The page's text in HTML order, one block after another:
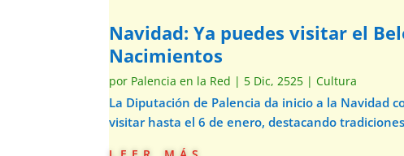
Navidad: Ya puedes visitar el
Nacimientos
por Palencia en la Red | 5 Dic, 2525 |Cultura
La Diputación de Palencia da inicio a la Navidad
visitar hasta el 6 de enero, destacando